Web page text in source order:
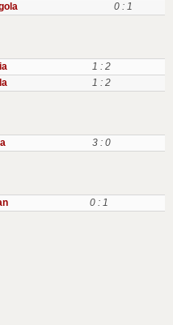
0 : 1
1 : 2
1 : 2
3 : 0
0 : 1